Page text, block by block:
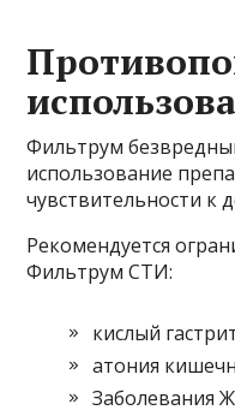
Фильтрум
использование
чувствительности
Рекомендуется
Фильтрум СТИ:
кислый
атония
Заболевания